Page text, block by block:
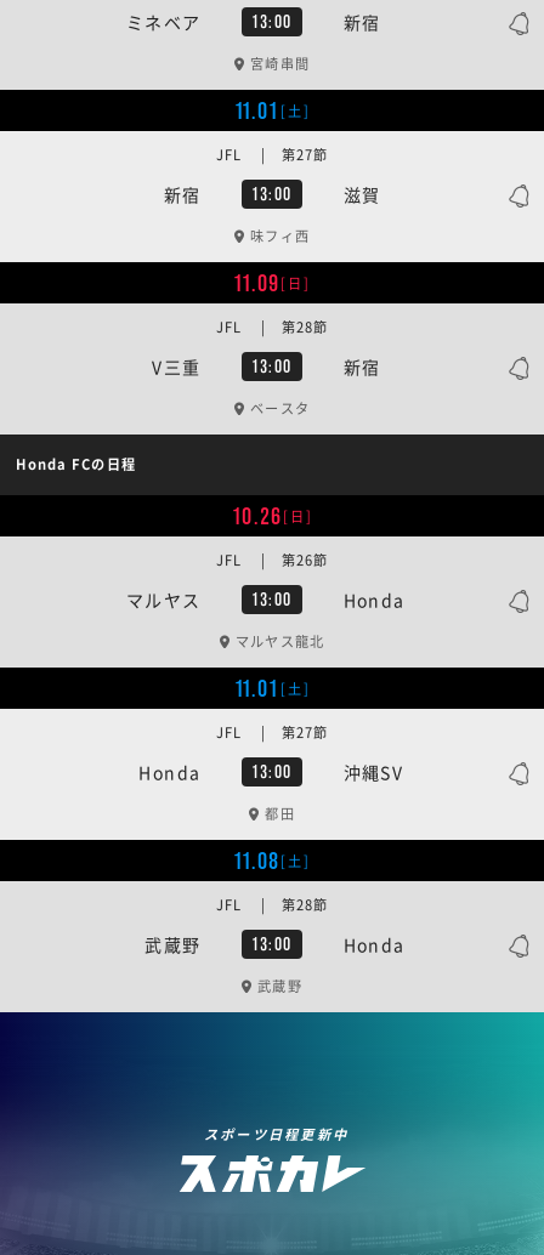
ミネベア 13:00 新宿
宮崎串間
11.01 [土]
新宿 13:00 滋賀
JFL | 第27節
味フィ西
11.09[日]
V三重 13:00 新宿
JFL | 第28節
ベースタ
Honda FCの日程
10.26[日]
マルヤス 13:00 Honda
JFL | 第26節
マルヤス龍北
11.01 [土]
Honda 13:00 沖縄SV
JFL | 第27節
都田
11.08[土]
武蔵野 13:00 Honda
JFL | 第28節
武蔵野
スポーツ日程更新中